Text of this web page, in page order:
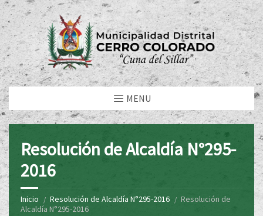
MENU
Resolución de Alcaldía N°295-
2016
Inicio Resolución de Alcaldía N°295-2016
Resolución de
Alcaldía N°295-2016